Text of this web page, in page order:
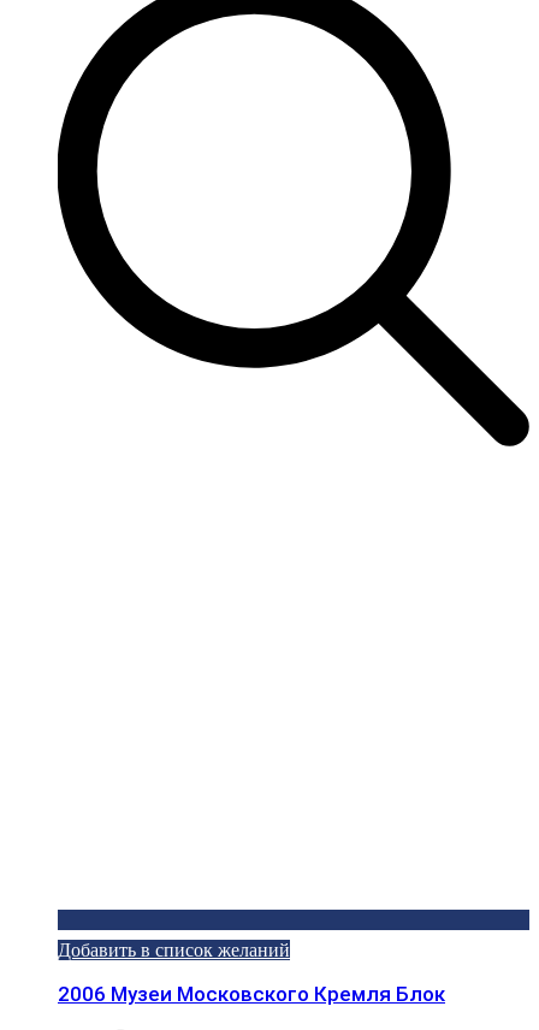
Добавить в список желаний
2006 Музеи Московского Кремля Блок